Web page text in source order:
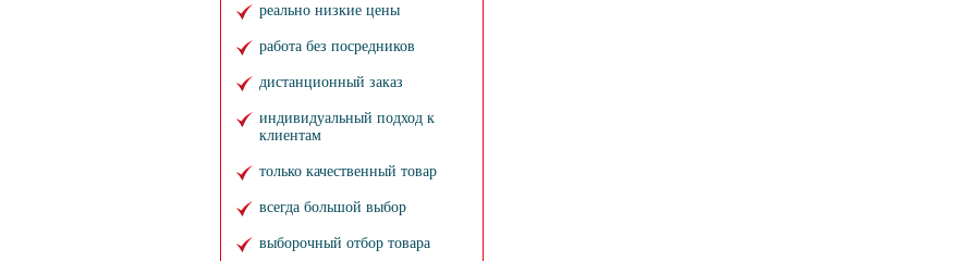
реально низкие цены
работа без посредников
дистанционный заказ
индивидуальный подход к
клиентам
только качественный товар
всегда большой выбор
выборочный отбор товара